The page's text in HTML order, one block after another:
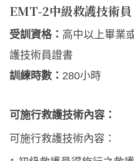
EMT-2中級救護技術員
受訓資格： 高中以上畢業
護技術員證書
訓練時數： 280小時
可施行救護技術內容：
可施行救護技術內容：